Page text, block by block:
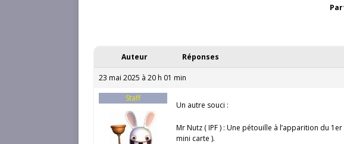
Auteur Réponses
23 mai 2025 à 20 h 01 min
Staff
Un autre souci :
Mr Nutz ( IPF ) : Une pétouille à l’apparition du
mini carte ).